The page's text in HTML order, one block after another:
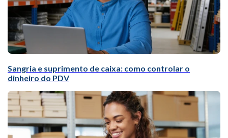
Sangria e suprimento de caixa: como controlar o
dinheiro do PDV